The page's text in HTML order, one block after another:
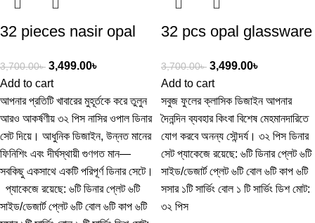
32 pieces nasir opal
3,700.00৳ 3,499.00৳
Add to cart
আপনার প্রতিটি খাবারের মুহূর্তকে করে তুলুন
আরও আকর্ষণীয় ৩২ পিস নাসির ওপাল ডিনার
সেট দিয়ে। আধুনিক ডিজাইন, উন্নত মানের
ফিনিশিং এবং দীর্ঘস্থায়ী গুণগত মান—
সবকিছু একসাথে একটি পরিপূর্ণ ডিনার সেটে।
প্যাকেজে রয়েছে: ৬টি ডিনার প্লেট ৬টি
সাইড/ডেজার্ট প্লেট ৬টি বোল ৬টি কাপ ৬টি
32 pcs opal glassware
3,700.00৳ 3,499.00৳
Add to cart
সবুজ ফুলের ক্লাসিক ডিজাইন আপনার
দৈনন্দিন ব্যবহার কিংবা বিশেষ মেহমানদারিতে
যোগ করবে অনন্য সৌন্দর্য। ৩২ পিস ডিনার
সেট প্যাকেজে রয়েছে: ৬টি ডিনার প্লেট ৬টি
সাইড/ডেজার্ট প্লেট ৬টি বোল ৬টি কাপ ৬টি
সসার ১টি সার্ভিং বোল ১ টি সার্ভিং ডিশ মোট:
৩২ পিস